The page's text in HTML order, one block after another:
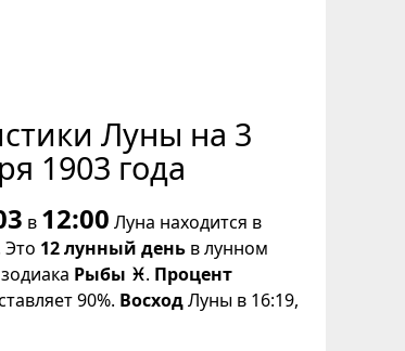
Луны на 3
1903 года
в 12:00 Луна находится в
Это 12 лунный день в лунном
Рыбы ♓. Процент
90%. ВосходЛуны в 16:19,